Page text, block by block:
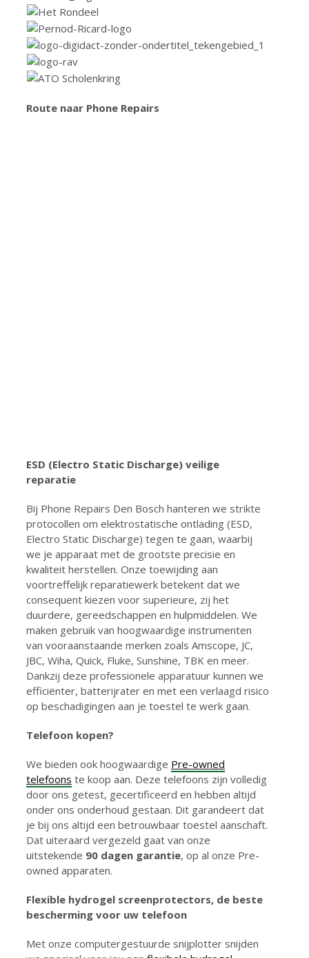
Route naar Phone Repairs
ESD (Electro Static Discharge) veilige
reparatie
Bij Phone Repairs Den Bosch hanteren we strikte
protocollen om elektrostatische ontlading (ESD,
Electro Static Discharge) tegen te gaan, waarbij
we je apparaat met de grootste precisie en
kwaliteit herstellen. Onze toewijding aan
voortreffelijk reparatiewerk betekent dat we
consequent kiezen voor superieure, zij het
duurdere, gereedschappen en hulpmiddelen. We
maken gebruik van hoogwaardige instrumenten
van vooraanstaande merken zoals Amscope, JC,
JBC, Wiha, Quick, Fluke, Sunshine, TBK en meer.
Dankzij deze professionele apparatuur kunnen we
efficiënter, batterijrater en met een verlaagd risico
op beschadigingen aan je toestel te werk gaan.
Telefoon kopen?
We bieden ook hoogwaardige Pre-owned
telefoons te koop aan. Deze telefoons zijn volledig
door ons getest, gecertificeerd en hebben altijd
onder ons onderhoud gestaan. Dit garandeert dat
je bij ons altijd een betrouwbaar toestel aanschaft.
Dat uiteraard vergezeld gaat van onze
uitstekende 90 dagen garantie, op al onze Pre-
owned apparaten.
Flexible hydrogel screenprotectors, de beste
bescherming voor uw telefoon
Met onze computergestuurde snijplotter snijden